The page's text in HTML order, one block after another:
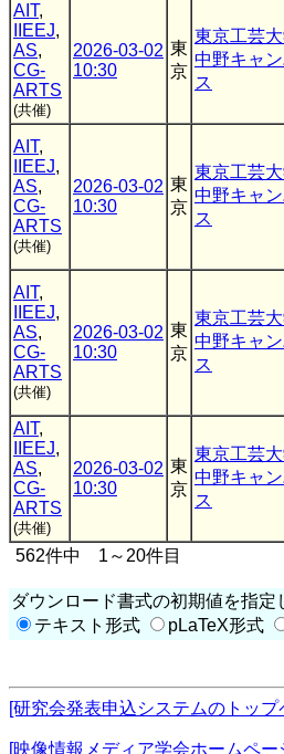
AIT,
IIEEJ,
AS,
CG-
ARTS
(共催)
2026-03-02
10:30
東
京
東京工芸
中野キャ
ス
AIT,
IIEEJ,
AS,
CG-
ARTS
(共催)
2026-03-02
10:30
東
京
東京工芸
中野キャ
ス
AIT,
IIEEJ,
AS,
CG-
ARTS
(共催)
2026-03-02
10:30
東
京
東京工芸
中野キャ
ス
AIT,
IIEEJ,
AS,
CG-
ARTS
(共催)
2026-03-02
10:30
東
京
東京工芸
中野キャ
ス
562件中 1～20件目
ダウンロード書式の初期値を指定
テキスト形式
pLaTeX形式
[研究会発表申込システムのトップ
[映像情報メディア学会ホームペー